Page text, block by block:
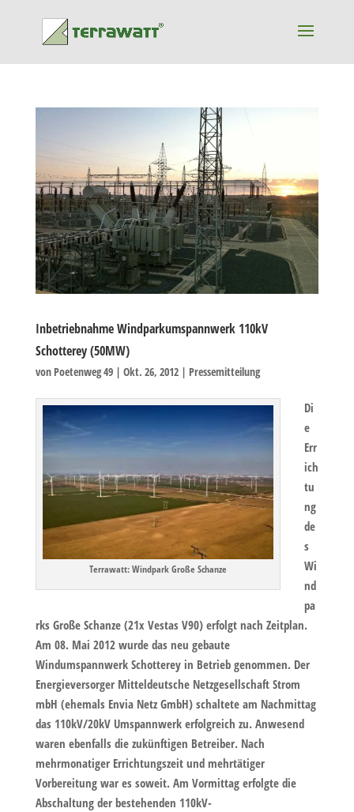
Inbetriebnahme Windparkumspannwerk 110kV
Schotterey (50MW)
von Poetenweg 49| Okt. 26, 2012| Pressemitteilung
Terrawatt: Windpark Große Schanze
Di
e
Err
ich
tu
ng
de
s
Wi
nd
pa
rks Große Schanze (21x Vestas V90) erfolgt nach Zeitplan.
Am 08. Mai 2012 wurde das neu gebaute
Windumspannwerk Schotterey in Betrieb genommen. Der
Energieversorger Mitteldeutsche Netzgesellschaft Strom
mbH (ehemals Envia Netz GmbH) schaltete am Nachmittag
das 110kV/20kV Umspannwerk erfolgreich zu. Anwesend
waren ebenfalls die zukünftigen Betreiber. Nach
mehrmonatiger Errichtungszeit und mehrtätiger
Vorbereitung war es soweit. Am Vormittag erfolgte die
Abschaltung der bestehenden 110kV-